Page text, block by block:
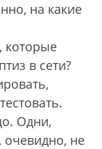
на какие
которые
в сети?
Одни,
очевидно, не